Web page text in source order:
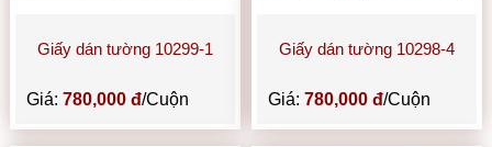
Giấy dán tường 10299-1
Giá:780,000 đ/Cuộn
Giấy dán tường 10298-4
Giá: 780,000 đ/Cuộn